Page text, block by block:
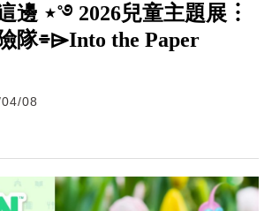
邊 ⋆˚࿔ 2026兒童主題展︙
隊⌯⌲Into the Paper
08